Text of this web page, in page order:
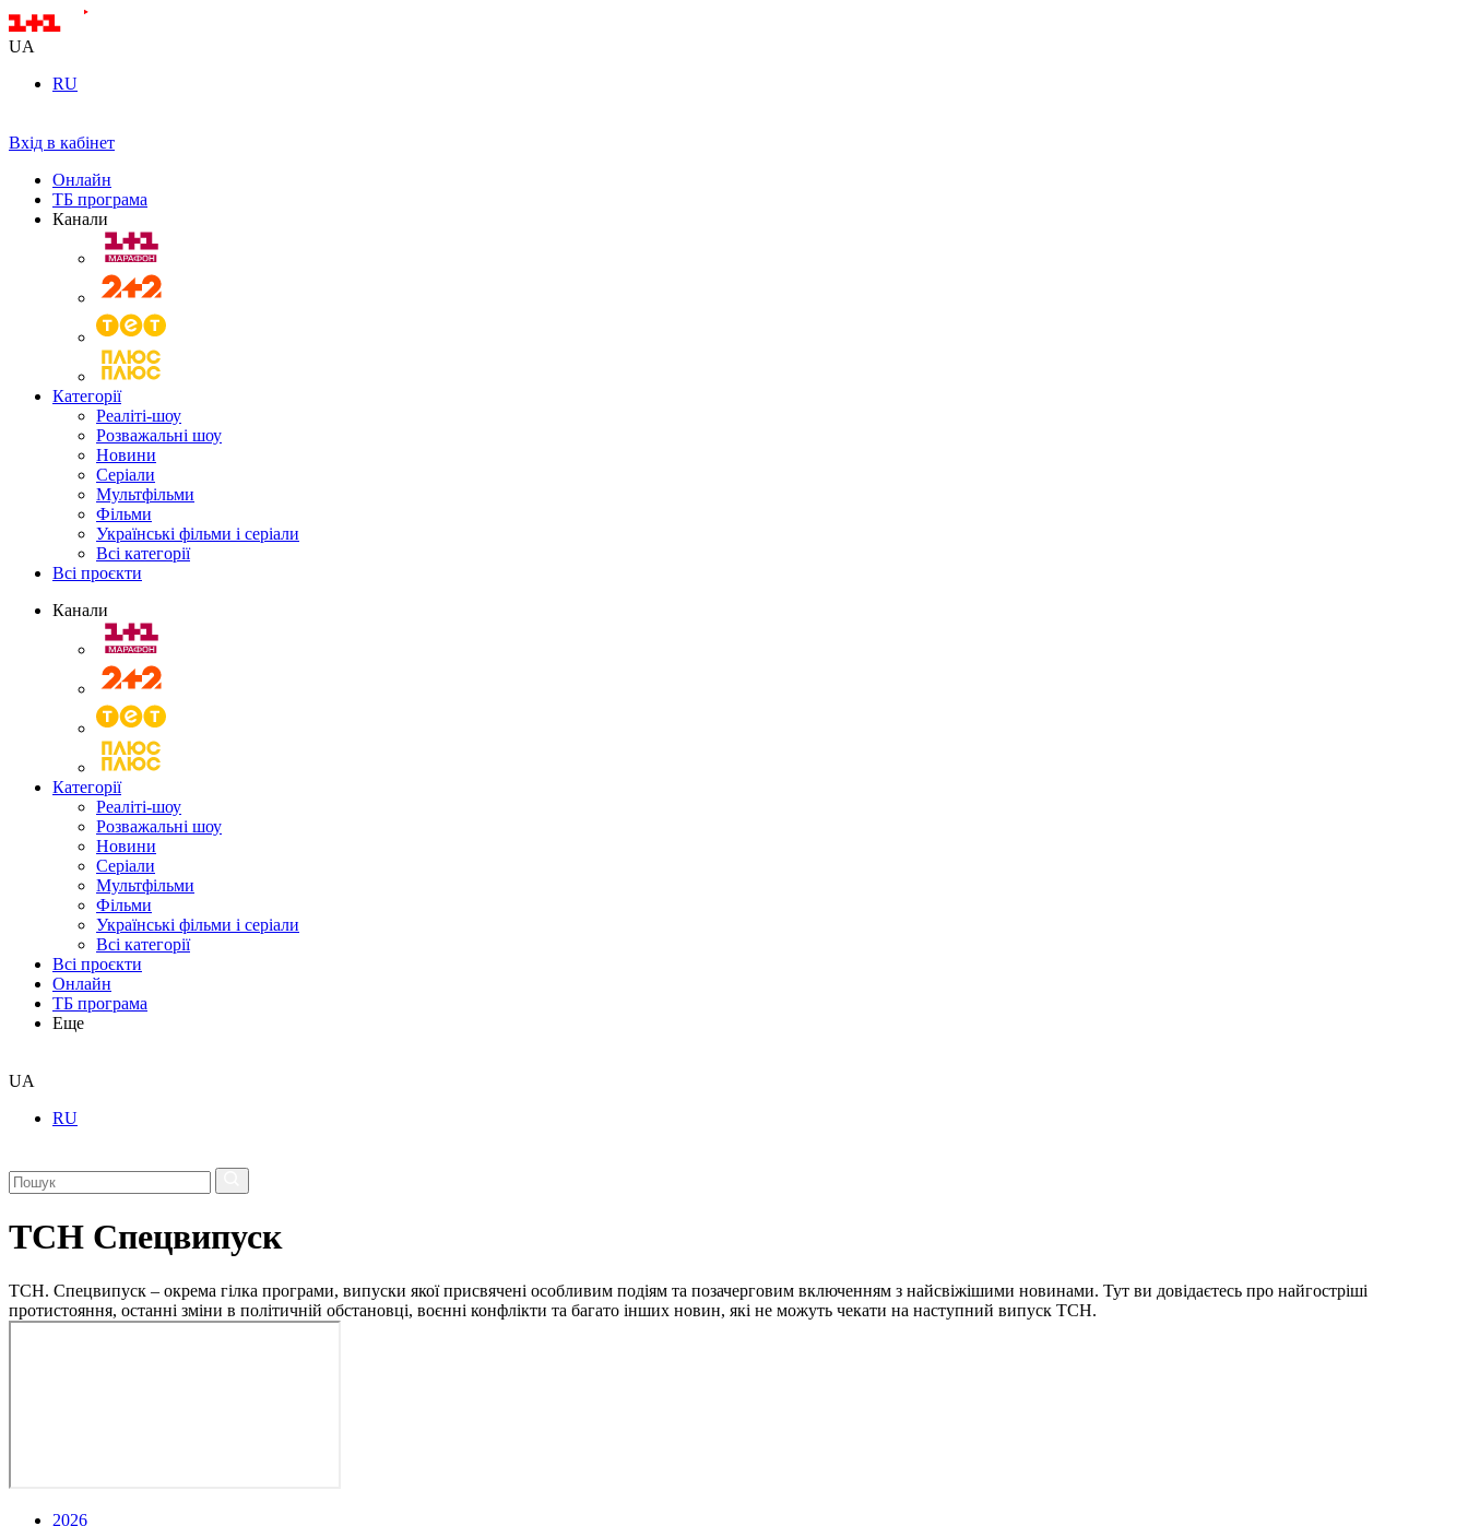
UA
RU
Вхід в кабінет
Онлайн
ТБ програма
Канали
Категорії
Реаліті-шоу
Розважальні шоу
Новини
Серіали
Мультфільми
Фільми
Українські фільми і серіали
Всі категорії
Всі проєкти
Канали
Категорії
Реаліті-шоу
Розважальні шоу
Новини
Серіали
Мультфільми
Фільми
Українські фільми і серіали
Всі категорії
Всі проєкти
Онлайн
ТБ програма
Еще
UA
RU
ТСН Спецвипуск
ТСН. Спецвипуск – окрема гілка програми, випуски якої присвячені особливим подіям та позачерговим включенням з найсвіжішими новинами. Тут ви довідаєтесь про найгостріші
протистояння, останні зміни в політичній обстановці, воєнні конфлікти та багато інших новин, які не можуть чекати на наступний випуск ТСН.
2026